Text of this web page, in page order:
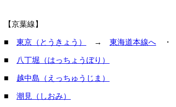
【京葉線】
■ 東京（とうきょう） → 東海道本線へ ・
■ 八丁堀（はっちょうぼり）
■ 越中島（えっちゅうじま）
■ 潮見（しおみ）